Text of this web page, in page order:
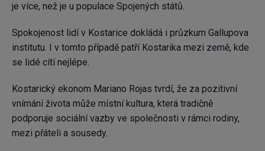
je více, než je u populace Spojených států.
Spokojenost lidí v Kostarice dokládá i průzkum Gallupova
institutu. I v tomto případě patří Kostarika mezi země, kde
se lidé cítí nejlépe.
Kostarický ekonom Mariano Rojas tvrdí, že za pozitivní
vnímání života může místní kultura, která tradičně
podporuje sociální vazby ve společnosti v rámci rodiny,
mezi přáteli a sousedy.